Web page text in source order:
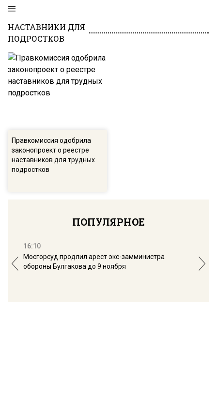
НАСТАВНИКИ ДЛЯ
ПОДРОСТКОВ
Правкомиссия одобрила
законопроект о реестре
наставников для трудных
подростков
ПОПУЛЯРНОЕ
16:10
Мосгорсуд продлил арест экс-замминистра
обороны Булгакова до 9 ноября